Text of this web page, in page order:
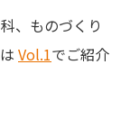
、ものづくり
Vol.1でご紹介